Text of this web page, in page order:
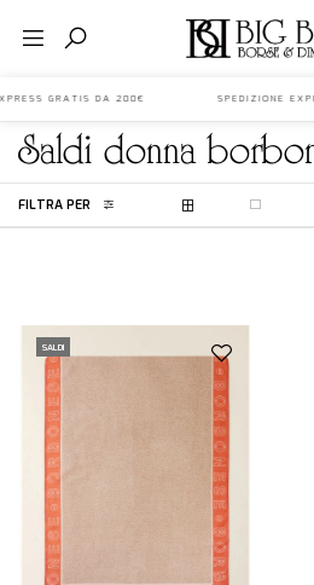
EXPRESS GRATIS DA 200€ SPEDIZIONE
saldi donna
FILTRA PER
SALDI